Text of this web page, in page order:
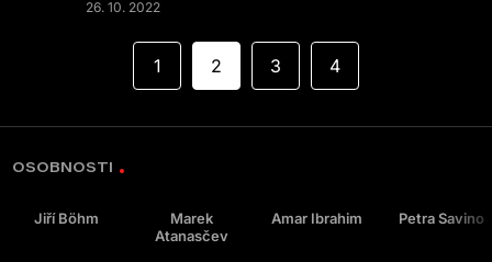
26. 10. 2022
1 2 3 4
OSOBNOSTI
Jiří Böhm
Marek
Atanasčev
Amar Ibrahim Petra Savino